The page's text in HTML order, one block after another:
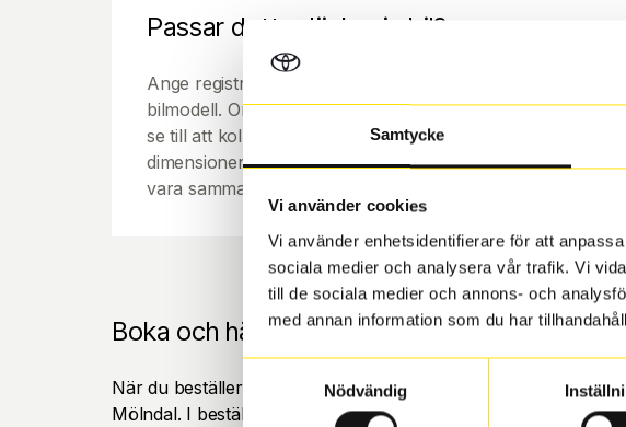
Samtycke
Vi använder cookies
Vi använder enhetsidentifierare för att
sociala medier och analysera vår trafik. Vi
till de sociala medier och annons- och
med annan information som du har
Nödvändig
Passar detta däck min bil?
Ange registreringsnummer för att se om det däck du valt
bilmodell. Om du köper däck som skall sättas på dina
se till att kolla en extra gång så att däck och fälg har samma
dimensioner. Ibland kan fälgen ha bytts ut under årens
vara samma dimension som bilen hade ut från fabrik.
Boka och hämta hos Däckspecialen
När du beställer dina nya däck eller fälgar hos oss levereras
Mölndal. I beställningen anger du datum och tid för